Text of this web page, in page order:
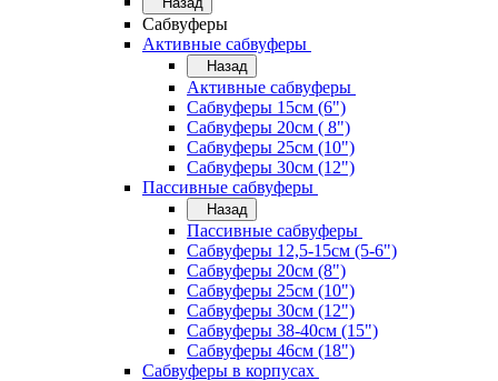
Сабвуферы
Активные сабвуферы
Назад
Активные сабвуферы
Сабвуферы 15см (6")
Сабвуферы 20см ( 8")
Сабвуферы 25см (10")
Сабвуферы 30см (12")
Пассивные сабвуферы
Назад
Пассивные сабвуферы
Сабвуферы 12,5-15см (5-6")
Сабвуферы 20см (8")
Сабвуферы 25см (10")
Сабвуферы 30см (12")
Сабвуферы 38-40см (15")
Сабвуферы 46см (18")
Сабвуферы в корпусах